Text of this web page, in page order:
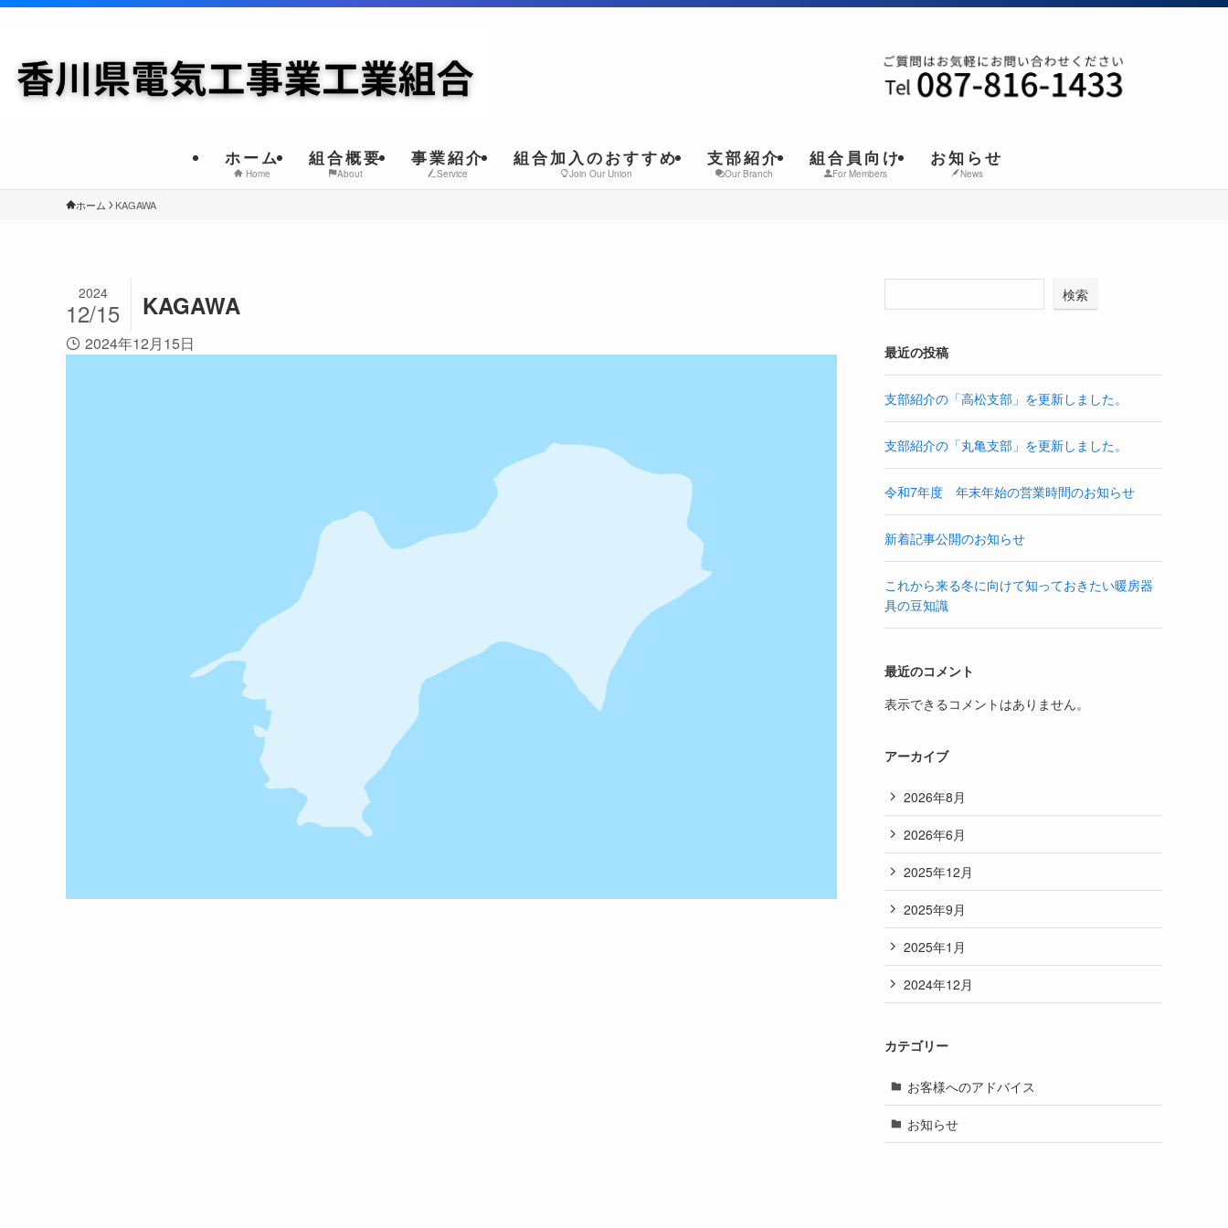
ホーム
Home
組合概要
About
事業紹介
Service
組合加入のおすすめ
Join Our Union
支部紹介
Our Branch
組合員向け
For Members
お知らせ
News
ホーム KAGAWA
KAGAWA
2024
12/15
2024年12月15日
検索
最近の投稿
支部紹介の「高松支部」を更新しました。
支部紹介の「丸亀支部」を更新しました。
令和7年度 年末年始の営業時間のお知らせ
新着記事公開のお知らせ
これから来る冬に向けて知っておきたい暖房器
具の豆知識
最近のコメント
表示できるコメントはありません。
アーカイブ
2026年8月
2026年6月
2025年12月
2025年9月
2025年1月
2024年12月
カテゴリー
お客様へのアドバイス
お知らせ